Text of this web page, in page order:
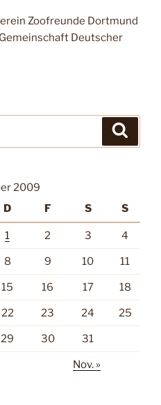
Zoofreunde Dortmund
Deutscher
2009
D F S S
1 2 3 4
8 9 10 11
15 16 17 18
22 23 24 25
29 30 31
Nov. »